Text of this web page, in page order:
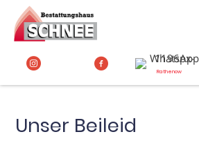
Inhalt
springen
Rathenow
Unser Beileid